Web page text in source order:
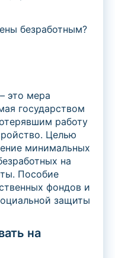
безработным?
это мера
государством
работу
Целью
минимальных
на
Пособие
фондов и
защиты
на